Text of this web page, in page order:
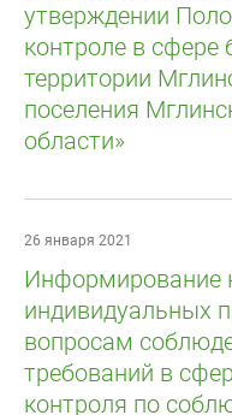
утверждении
контроле в сфере
территории
поселения
области»
26 января 2021
Информирование
индивидуальных
вопросам
требований в
контроля по